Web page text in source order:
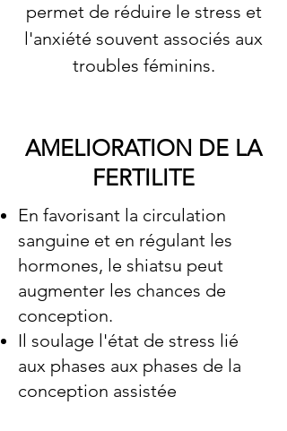
permet de réduire le stress et
l'anxiété souvent associés aux
troubles féminins.
AMELIORATION DE LA
FERTILITE
En favorisant la circulation
sanguine et en régulant les
hormones, le shiatsu peut
augmenter les chances de
conception.
Il soulage l'état de stress lié
aux phases aux phases de la
conception assistée